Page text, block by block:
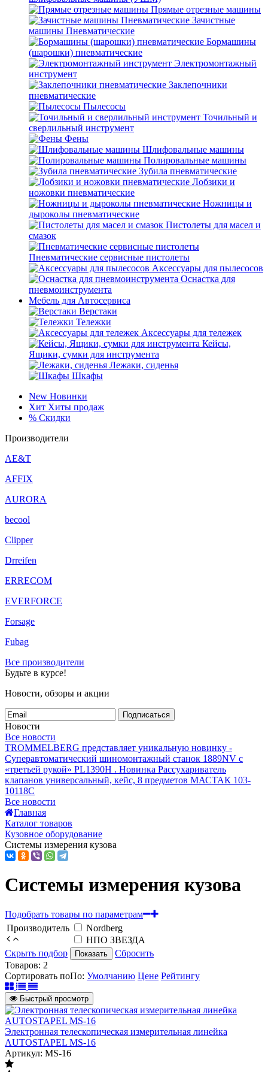
Прямые отрезные машины
Зачистные
машины Пневматические
Бормашины
(шарошки) пневматические
Электромонтажный
инструмент
Заклепочники
пневматические
Пылесосы
Точильный и
сверлильный инструмент
Фены
Шлифовальные машины
Полировальные машины
Зубила пневматические
Лобзики и
ножовки пневматические
Ножницы и
дыроколы пневматические
Пистолеты для масел и
смазок
Пневматические сервисные пистолеты
Аксессуары для пылесосов
Оснастка для
пневмоинструмента
Мебель для Автосервиса
Верстаки
Тележки
Аксессуары для тележек
Кейсы,
Ящики, сумки для инструмента
Лежаки, сиденья
Шкафы
New Новинки
Хит Хиты продаж
% Скидки
Производители
AE&T
AFFIX
AURORA
becool
Clipper
Drreifen
ERRECOM
EVERFORCE
Forsage
Fubag
Все производители
Будьте в курсе!
Новости, обзоры и акции
Подписаться
Новости
Все новости
TROMMELBERG представляет уникальную новинку -
Суперавтоматический шиномонтажный станок 1889NV с
«третьей рукой» PL1390H . Новинка Рассухариватель
клапанов универсальный, кейс, 8 предметов МАСТАК 103-
10118C
Все новости
Главная
Каталог товаров
Кузовное оборудование
Системы измерения кузова
Системы измерения кузова
Подобрать товары по параметрам
Производитель
Nordberg
НПО ЗВЕЗДА
Скрыть подбор
Показать
Сбросить
Товаров: 2
Сортировать поПо: Умолчанию Цене Рейтингу
Быстрый просмотр
Электронная телескопическая измерительная линейка
AUTOSTAPEL MS-16
Артикул: MS-16